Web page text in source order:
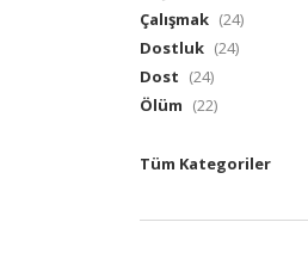
Çalışmak (24)
Dostluk (24)
Dost (24)
Ölüm (22)
Tüm Kategoriler